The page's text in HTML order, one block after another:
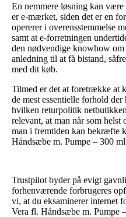
En nemmere løsning kan være
er e-mærket, siden det er en
opererer i overensstemmelse
samt at e-forretningen
den nødvendige knowhow
anledning til at få bistand,
med dit køb.
Tilmed er det at foretrække at
de mest essentielle forhold
hvilken returpolitik
relevant, at man når som helst
man i fremtiden kan bekræfte
Håndsæbe m. Pumpe – 300
Trustpilot byder på evigt
forhenværende forbrugeres
vi, at du eksaminerer internet
Vera fl. Håndsæbe m. Pumpe